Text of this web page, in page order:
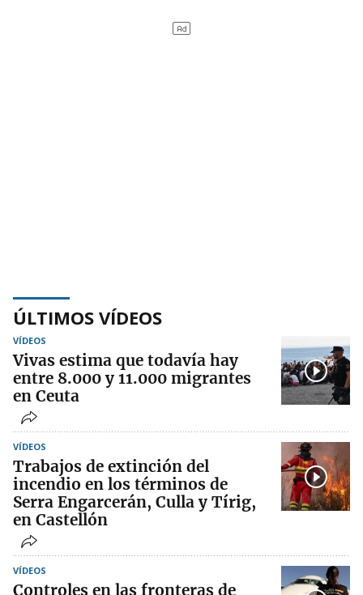
ÚLTIMOS VÍDEOS
VÍDEOS
Vivas estima que todavía hay
entre 8.000 y 11.000 migrantes
en Ceuta
VÍDEOS
Trabajos de extinción del
incendio en los términos de
Serra Engarcerán, Culla y Tírig,
en Castellón
VÍDEOS
Controles en las fronteras de